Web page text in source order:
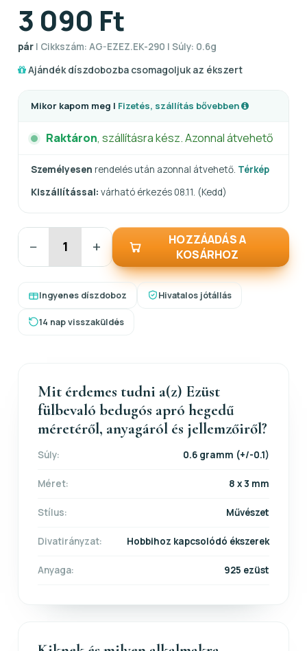
3 090 Ft
pár | Cikkszám: AG-EZEZ.EK-290 | Súly: 0.6g
Ajándék díszdobozba csomagoljuk az ékszert
Mikor kapom meg | Fizetés, szállítás bővebben
Raktáron, szállításra kész. Azonnal átvehető
Személyesen rendelés után azonnal átvehető. Térkép
Kiszállítással: várható érkezés 08.11. (Kedd)
− +
HOZZÁADÁS A
KOSÁRHOZ
Ingyenes díszdoboz Hivatalos jótállás
14 nap visszaküldés
Mit érdemes tudni a(z) Ezüst
fülbevaló bedugós apró hegedű
méretéről, anyagáról és jellemzőiről?
Súly: 0.6 gramm (+/-0.1)
Méret: 8 x 3 mm
Stílus: Művészet
Divatirányzat: Hobbihoz kapcsolódó ékszerek
Anyaga: 925 ezüst